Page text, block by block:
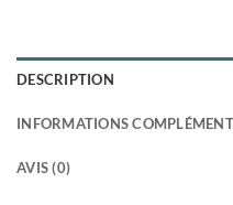
DESCRIPTION
INFORMATIONS
AVIS (0)